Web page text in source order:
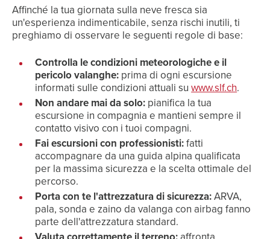
Affinché la tua giornata sulla neve fresca sia
un'esperienza indimenticabile, senza rischi inutili, ti
preghiamo di osservare le seguenti regole di base:
Controlla le condizioni meteorologiche e il
pericolo valanghe: prima di ogni escursione
informati sulle condizioni attuali suwww.slf.ch.
Non andare mai da solo: pianifica la tua
escursione in compagnia e mantieni sempre il
contatto visivo con i tuoi compagni.
Fai escursioni con professionisti:fatti
accompagnare da una guida alpina qualificata
per la massima sicurezza e la scelta ottimale del
percorso.
Porta con te l'attrezzatura di sicurezza:ARVA,
pala, sonda e zaino da valanga con airbag fanno
parte dell'attrezzatura standard.